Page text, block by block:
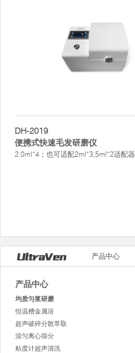
DH-2019
便携式快速毛发研磨仪
2.0ml*4；也可适配2ml*3,5ml*2适配器
产品中心
产品中心
均质匀浆研磨
恒温槽金属浴
超声破碎分散萃取
混匀离心筛分
粘度计超声清洗